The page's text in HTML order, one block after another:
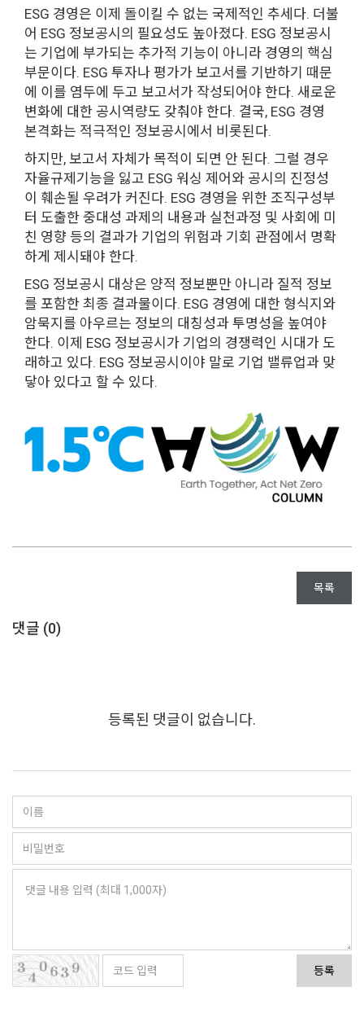
ESG 경영은 이제 돌이킬 수 없는 국제적인 추세다. 더불
어 ESG 정보공시의 필요성도 높아졌다. ESG 정보공시
는 기업에 부가되는 추가적 기능이 아니라 경영의 핵심
부문이다. ESG 투자나 평가가 보고서를 기반하기 때문
에 이를 염두에 두고 보고서가 작성되어야 한다. 새로운
변화에 대한 공시역량도 갖춰야 한다. 결국, ESG 경영
본격화는 적극적인 정보공시에서 비롯된다.
하지만, 보고서 자체가 목적이 되면 안 된다. 그럴 경우
자율규제기능을 잃고 ESG 워싱 제어와 공시의 진정성
이 훼손될 우려가 커진다. ESG 경영을 위한 조직구성부
터 도출한 중대성 과제의 내용과 실천과정 및 사회에 미
친 영향 등의 결과가 기업의 위험과 기회 관점에서 명확
하게 제시돼야 한다.
ESG 정보공시 대상은 양적 정보뿐만 아니라 질적 정보
를 포함한 최종 결과물이다. ESG 경영에 대한 형식지와
암묵지를 아우르는 정보의 대칭성과 투명성을 높여야
한다. 이제 ESG 정보공시가 기업의 경쟁력인 시대가 도
래하고 있다. ESG 정보공시이야 말로 기업 밸류업과 맞
닿아 있다고 할 수 있다.
목록
댓글 (0)
등록된 댓글이 없습니다.
등록